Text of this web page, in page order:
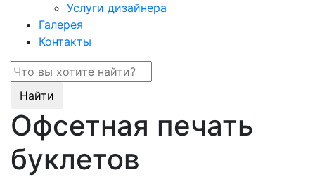
Услуги дизайнера
Галерея
Контакты
Найти
Офсетная печать
буклетов